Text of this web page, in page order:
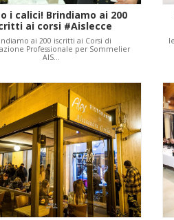
i calici! Brindiamo ai 200
ai corsi #Aislecce
ai 200 iscritti ai Corsi di
Professionale per Sommelier
AIS…